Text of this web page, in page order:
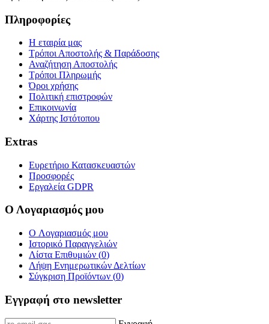
Πληροφορίες
Η εταιρία μας
Τρόποι Αποστολής & Παράδοσης
Αναζήτηση Αποστολής
Τρόποι Πληρωμής
Όροι χρήσης
Πολιτική επιστροφών
Επικοινωνία
Χάρτης Ιστότοπου
Extras
Ευρετήριο Κατασκευαστών
Προσφορές
Εργαλεία GDPR
Ο Λογαριασμός μου
O Λογαριασμός μου
Ιστορικό Παραγγελιών
Λίστα Επιθυμιών (0)
Λήψη Ενημερωτικών Δελτίων
Σύγκριση Προϊόντων (0)
Εγγραφή στο newsletter